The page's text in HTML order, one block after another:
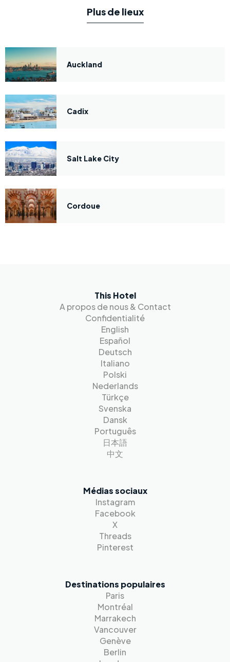
Plus de lieux
Auckland
Cadix
Salt Lake City
Cordoue
This Hotel
A propos de nous & Contact
Confidentialité
English
Español
Deutsch
Italiano
Polski
Nederlands
Türkçe
Svenska
Dansk
Português
日本語
中文
Médias sociaux
Instagram
Facebook
X
Threads
Pinterest
Destinations populaires
Paris
Montréal
Marrakech
Vancouver
Genève
Berlin